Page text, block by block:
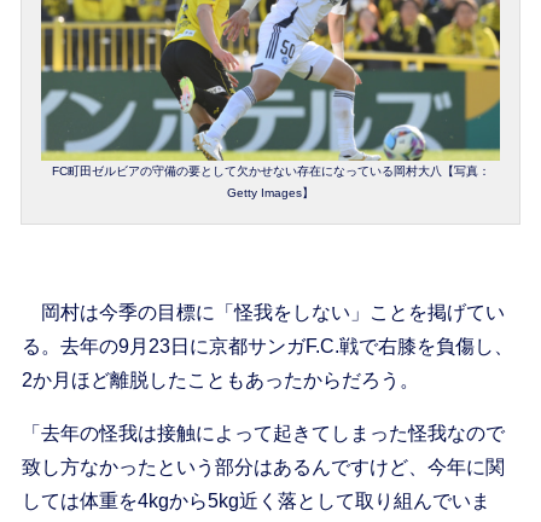
FC町田ゼルビアの守備の要として欠かせない存在になっている岡村大八【写真：
Getty Images】
岡村は今季の目標に「怪我をしない」ことを掲げてい
る。去年の9月23日に京都サンガF.C.戦で右膝を負傷し、
2か月ほど離脱したこともあったからだろう。
「去年の怪我は接触によって起きてしまった怪我なので
致し方なかったという部分はあるんですけど、今年に関
しては体重を4kgから5kg近く落として取り組んでいま